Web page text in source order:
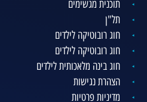
תוכנית מגשימים
תל"ן
חוג רובוטיקה לילדים
חוג רובוטיקה לילדים
חוג בינה מלאכותית לילדים
הצהרת נגישות
מדיניות פרטיות